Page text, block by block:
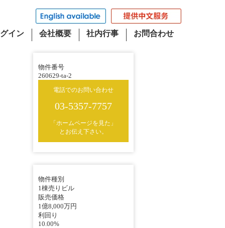
イン 会社概要 社内行事 お問合わせ
物件番号
260629-ta-2
電話でのお問い合わせ
03-5357-7757
「ホームページを見た」
とお伝え下さい。
物件種別
1棟売りビル
販売価格
1億8,000万円
利回り
10.00%